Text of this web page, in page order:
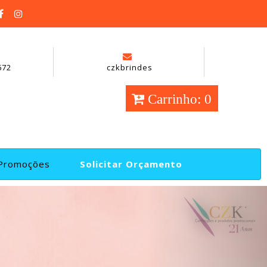
czkbrindes
Carrinho: 0
Solicitar Orçamento